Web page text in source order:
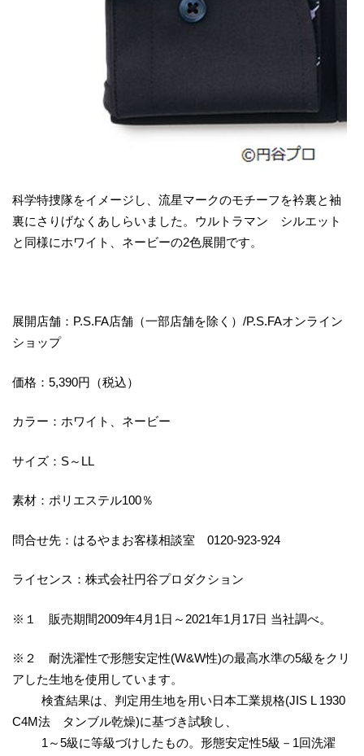
科学特捜隊をイメージし、流星マークのモチーフを衿裏と袖
裏にさりげなくあしらいました。ウルトラマン シルエット
と同様にホワイト、ネービーの2色展開です。
展開店舗：P.S.FA店舗（一部店舗を除く）/P.S.FAオンライン
ショップ
価格：5,390円（税込）
カラー：ホワイト、ネービー
サイズ：S～LL
素材：ポリエステル100％
問合せ先：はるやまお客様相談室 0120‐923‐924
ライセンス：株式会社円谷プロダクション
※１ 販売期間2009年4月1日～2021年1月17日 当社調べ。
※２ 耐洗濯性で形態安定性(W&W性)の最高水準の5級をクリ
アした生地を使用しています。
検査結果は、判定用生地を用い日本工業規格(JIS L 1930
C4M法 タンブル乾燥)に基づき試験し、
1～5級に等級づけしたもの。形態安定性5級－1回洗濯